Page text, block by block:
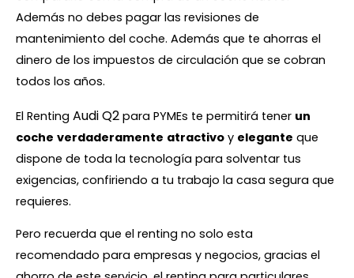
Además no debes pagar las revisiones de
mantenimiento del coche. Además que te ahorras el
dinero de los impuestos de circulación que se cobran
todos los años.
El Renting Audi Q2 para PYMEs te permitirá tener un
coche verdaderamente atractivo y elegante que
dispone de toda la tecnología para solventar tus
exigencias, confiriendo a tu trabajo la casa segura que
requieres.
Pero recuerda que el renting no solo esta
recomendado para empresas y negocios, gracias el